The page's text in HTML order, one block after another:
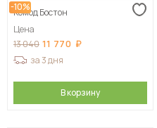
-10%
Комод Бостон
Цена
13 040 11 770
за 3 дня
В корзину